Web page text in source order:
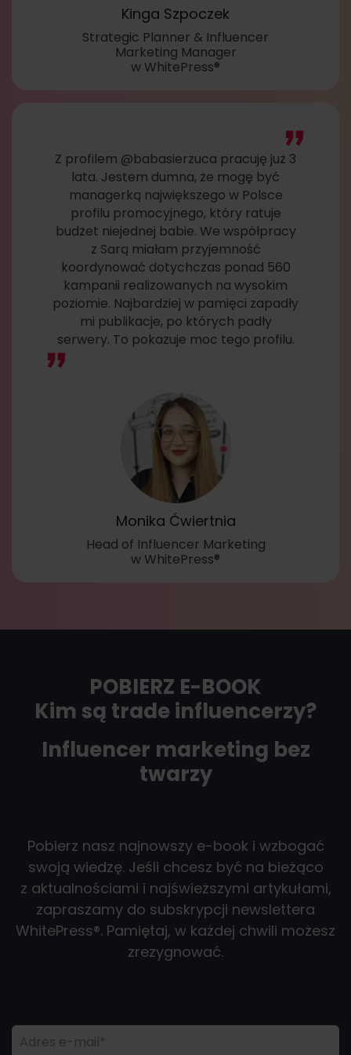
Kinga Szpoczek
Strategic Planner & Influencer
Marketing Manager
w WhitePress®
Z profilem @babasierzuca pracuję już 3
lata. Jestem dumna, że mogę być
managerką największego w Polsce
profilu promocyjnego, który ratuje
budżet niejednej babie. We współpracy
z Sarą miałam przyjemność
koordynować dotychczas ponad 560
kampanii realizowanych na wysokim
poziomie. Najbardziej w pamięci zapadły
mi publikacje, po których padły
serwery. To pokazuje moc tego profilu.
Monika Ćwiertnia
Head of Influencer Marketing
w WhitePress®
POBIERZ E-BOOK
Kim są trade influencerzy?
Influencer marketing bez
twarzy
Pobierz nasz najnowszy e-book i wzbogać
swoją wiedzę. Jeśli chcesz być na bieżąco
z aktualnościami i najświeższymi artykułami,
zapraszamy do subskrypcji newslettera
WhitePress®. Pamiętaj, w każdej chwili możesz
zrezygnować.
Adres e-mail*